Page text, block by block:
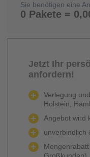
Sie benötigen eine
0 Pakete =
Jetzt Ihr
anfordern!
Verlegung
Holstein,
Angebot wird
unverbindlich